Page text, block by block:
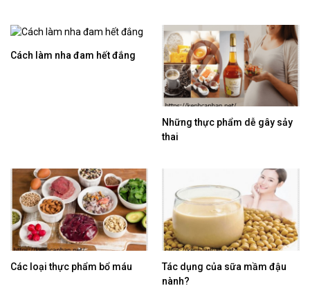
Cách làm nha đam hết đắng
Những thực phẩm dễ gây sảy
thai
Các loại thực phẩm bổ máu
Tác dụng của sữa mầm đậu
nành?